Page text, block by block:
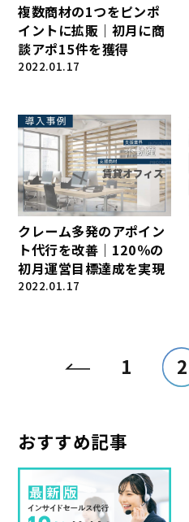
複数商材の1つをピンポ
イントに拡販｜初月に商
談アポ15件を獲得
2022.01.17
クレーム多発のアポイン
ト代行を改善｜120％の
初月運営目標達成を実現
2022.01.17
1 2
おすすめ記事